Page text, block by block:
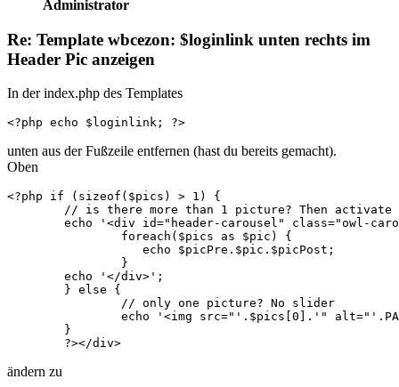
Administrator
Re: Template wbcezon: $loginlink unten rechts im
Header Pic anzeigen
In der index.php des Templates
<?php echo $loginlink; ?>
unten aus der Fußzeile entfernen (hast du bereits gemacht).
Oben
<?php if (sizeof($pics) > 1) {
	?></div>
ändern zu